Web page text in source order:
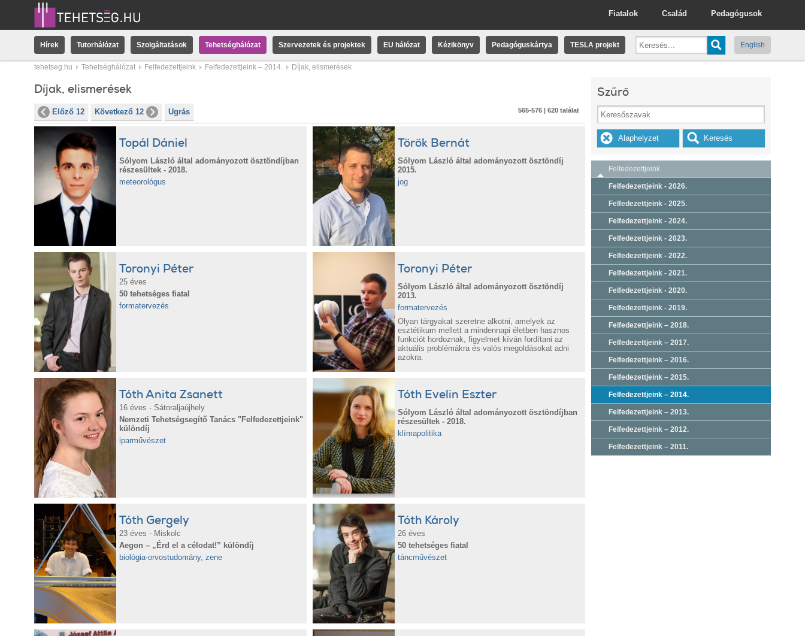
Pedagógusok
Család
Fiatalok
Hírek Tutorhálózat Szolgáltatások Tehetséghálózat Szervezetek és projektek EU hálózat Kézikönyv Pedagóguskártya TESLA projekt English
tehetseg.hu Tehetséghálózat Felfedezettjeink Felfedezettjeink – 2014. Díjak, elismerések
Díjak, elismerések
Előző 12 Következő 12 Ugrás 565-576 | 620 találat
Topál Dániel
Sólyom László által adományozott ösztöndíjban
részesültek - 2018.
meteorológus
Török Bernát
Sólyom László által adományozott ösztöndíj
2015.
jog
Toronyi Péter
25 éves
50 tehetséges fiatal
formatervezés
Toronyi Péter
Sólyom László által adományozott ösztöndíj
2013.
formatervezés
Olyan tárgyakat szeretne alkotni, amelyek az
esztétikum mellett a mindennapi életben hasznos
funkciót hordoznak, figyelmet kíván fordítani az
aktuális problémákra és valós megoldásokat adni
azokra.
Tóth Anita Zsanett
16 éves - Sátoraljaújhely
Nemzeti Tehetségsegítő Tanács "Felfedezettjeink"
különdíj
iparművészet
Tóth Evelin Eszter
Sólyom László által adományozott ösztöndíjban
részesültek - 2018.
klímapolitika
Tóth Gergely
23 éves - Miskolc
Aegon – „Érd el a célodat!” különdíj
biológia-orvostudomány, zene
Tóth Károly
26 éves
50 tehetséges fiatal
táncművészet
Szűrő
Felfedezettjeink
Felfedezettjeink - 2026.
Felfedezettjeink - 2025.
Felfedezettjeink - 2024.
Felfedezettjeink - 2023.
Felfedezettjeink - 2022.
Felfedezettjeink - 2021.
Felfedezettjeink - 2020.
Felfedezettjeink - 2019.
Felfedezettjeink – 2018.
Felfedezettjeink – 2017.
Felfedezettjeink – 2016.
Felfedezettjeink – 2015.
Felfedezettjeink – 2014.
Felfedezettjeink – 2013.
Felfedezettjeink – 2012.
Felfedezettjeink – 2011.